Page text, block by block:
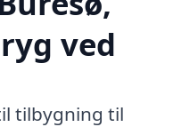
ved
tilbygning til